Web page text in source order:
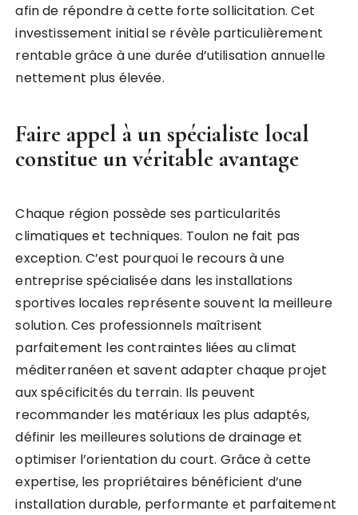
afin de répondre à cette forte sollicitation. Cet
investissement initial se révèle particulièrement
rentable grâce à une durée d’utilisation annuelle
nettement plus élevée.
Faire appel à un spécialiste local
constitue un véritable avantage
Chaque région possède ses particularités
climatiques et techniques. Toulon ne fait pas
exception. C’est pourquoi le recours à une
entreprise spécialisée dans les installations
sportives locales représente souvent la meilleure
solution. Ces professionnels maîtrisent
parfaitement les contraintes liées au climat
méditerranéen et savent adapter chaque projet
aux spécificités du terrain. Ils peuvent
recommander les matériaux les plus adaptés,
définir les meilleures solutions de drainage et
optimiser l’orientation du court. Grâce à cette
expertise, les propriétaires bénéficient d’une
installation durable, performante et parfaitement